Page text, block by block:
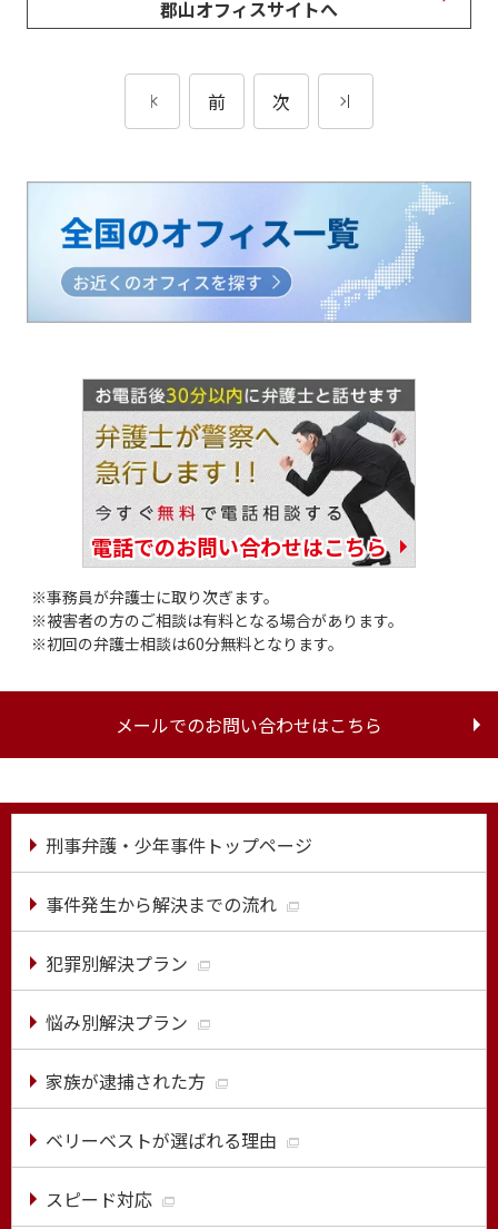
郡山オフィスサイトへ
前 次
電話でのお問い合わせはこちら
事務員が弁護士に取り次ぎます。
被害者の方のご相談は有料となる場合があります。
初回の弁護士相談は60分無料となります。
メールでのお問い合わせはこちら
刑事弁護・少年事件トップページ
事件発生から解決までの流れ
犯罪別解決プラン
悩み別解決プラン
家族が逮捕された方
ベリーベストが選ばれる理由
スピード対応